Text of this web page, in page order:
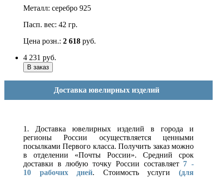
Металл: серебро 925
Пасп. вес: 42 гр.
Цена розн.: 2 618 руб.
4 231 руб.
Доставка ювелирных изделий
1. Доставка ювелирных изделий в города и
регионы России осуществляется ценными
посылками Первого класса. Получить заказ можно
в отделении «Почты России». Средний срок
доставки в любую точку России составляет 7 -
10 рабочих дней. Стоимость услуги(для